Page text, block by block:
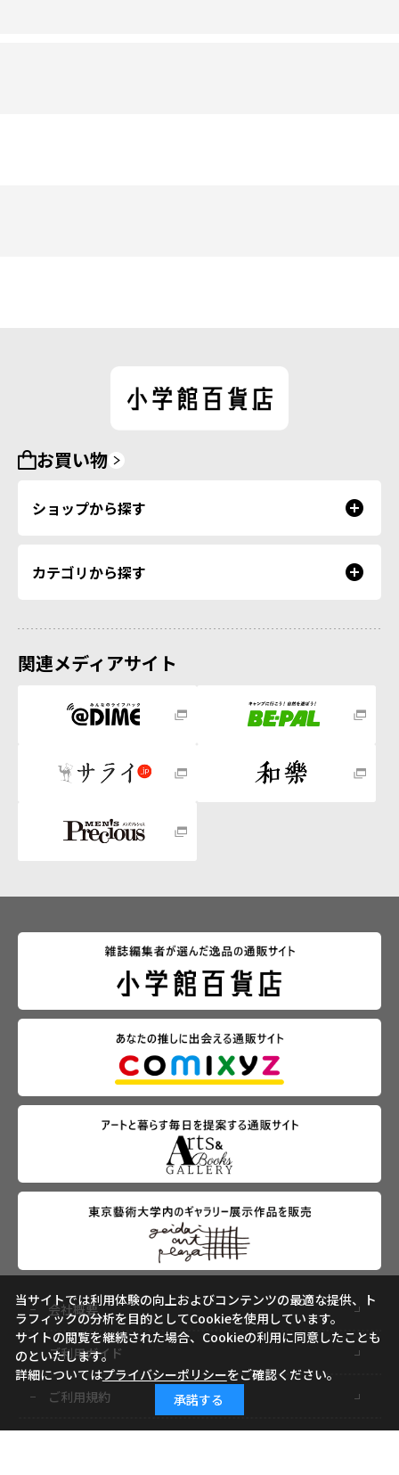
お買い物
ショップから探す
カテゴリから探す
関連メディアサイト
会社概要
ご利用ガイド
ご利用規約
当サイトでは利用体験の向上およびコンテンツの最適な提供、ト
ラフィックの分析を目的としてCookieを使用しています。
サイトの閲覧を継続された場合、Cookieの利用に同意したことも
のといたします。
詳細についてはプライバシーポリシーをご確認ください。
承諾する